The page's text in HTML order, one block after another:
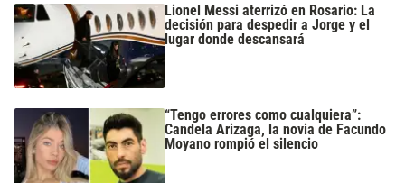
Lionel Messi aterrizó en Rosario: La
decisión para despedir a Jorge y el
lugar donde descansará
“Tengo errores como cualquiera”:
Candela Arizaga, la novia de Facundo
Moyano rompió el silencio